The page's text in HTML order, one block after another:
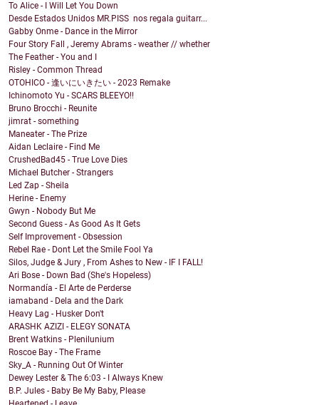
To Alice - I Will Let You Down
Desde Estados Unidos MR.PISS nos regala guitarr...
Gabby Onme - Dance in the Mirror
Four Story Fall , Jeremy Abrams - weather // whether
The Feather - You and I
Risley - Common Thread
OTOHICO - 逢いにいきたい - 2023 Remake
Ichinomoto Yu - SCARS BLEEYO!!
Bruno Brocchi - Reunite
jimrat - something
Maneater - The Prize
Aidan Leclaire - Find Me
CrushedBad45 - True Love Dies
Michael Butcher - Strangers
Led Zap - Sheila
Herine - Enemy
Gwyn - Nobody But Me
Second Guess - As Good As It Gets
Self Improvement - Obsession
Rebel Rae - Dont Let the Smile Fool Ya
Silos, Judge & Jury , From Ashes to New - IF I FALL!
Ari Bose - Down Bad (She's Hopeless)
Normandía - El Arte de Perderse
iamaband - Dela and the Dark
Heavy Lag - Husker Don't
ARASHK AZIZI - ELEGY SONATA
Brent Watkins - Plenilunium
Roscoe Bay - The Frame
Sky_A - Running Out Of Winter
Dewey Lester & The 6:03 - I Always Knew
B.P. Jules - Baby Be My Baby, Please